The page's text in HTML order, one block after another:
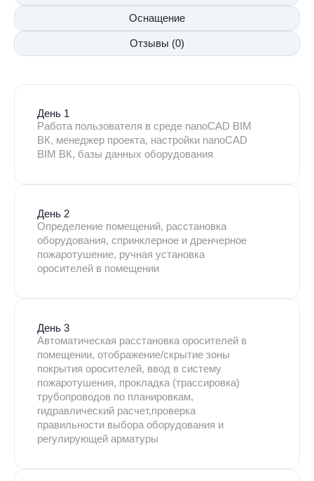
Оснащение
Отзывы (0)
День 1
Работа пользователя в среде nanoCAD BIM
ВК, менеджер проекта, настройки nanoCAD
BIM ВК, базы данных оборудования
День 2
Определение помещений, расстановка
оборудования, спринклерное и дренчерное
пожаротушение, ручная установка
оросителей в помещении
День 3
Автоматическая расстановка оросителей в
помещении, отображение/скрытие зоны
покрытия оросителей, ввод в систему
пожаротушения, прокладка (трассировка)
трубопроводов по планировкам,
гидравлический расчет,проверка
правильности выбора оборудования и
регулирующей арматуры